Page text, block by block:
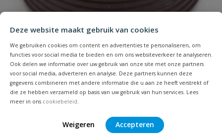
Deze website maakt gebruik van cookies
We gebruiken cookies om content en advertenties te personaliseren, om
functies voor social media te bieden en om ons websiteverkeer te analyseren.
Ook delen we informatie over uw gebruik van onze site met onze partners
voor social media, adverteren en analyse. Deze partners kunnen deze
gegevens combineren met andere informatie die u aan ze heeft verstrekt of
die ze hebben verzameld op basis van uw gebruik van hun services. Lees
meer in ons cookiebeleid.
Weigeren Accepteren
Beoordeling versturen
Rubberen overgangsstuk
Aansluiting: inwendig lijm | Diameter: 32 t/m 75 mm | Kleur:
grijs | Keurmerk: KOMO